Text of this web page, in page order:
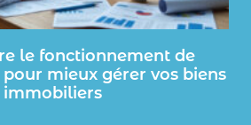
le fonctionnement de
mieux gérer vos biens
immobiliers